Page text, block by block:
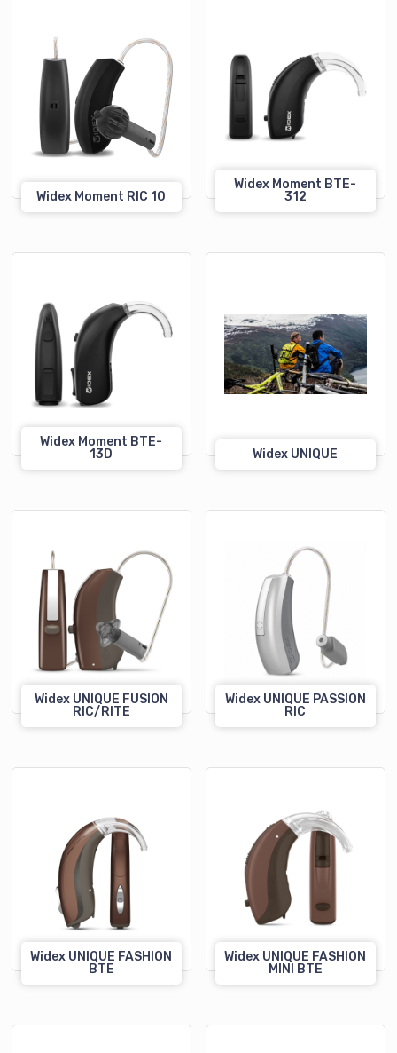
Widex Moment RIC 10
Widex Moment BTE-
312
Widex Moment BTE-
13D
Widex UNIQUE
Widex UNIQUE FUSION
RIC/RITE
Widex UNIQUE PASSION
RIC
Widex UNIQUE FASHION
BTE
Widex UNIQUE FASHION
MINI BTE